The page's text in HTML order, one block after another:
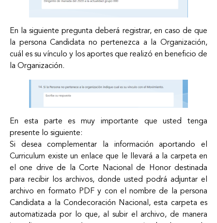
En la siguiente pregunta deberá registrar, en caso de que
la persona Candidata no pertenezca a la Organización,
cuál es su vínculo y los aportes que realizó en beneficio de
la Organización.
En esta parte es muy importante que usted tenga
presente lo siguiente:
Si desea complementar la información aportando el
Curriculum existe un enlace que le llevará a la carpeta en
el one drive de la Corte Nacional de Honor destinada
para recibir los archivos, donde usted podrá adjuntar el
archivo en formato PDF y con el nombre de la persona
Candidata a la Condecoración Nacional, esta carpeta es
automatizada por lo que, al subir el archivo, de manera